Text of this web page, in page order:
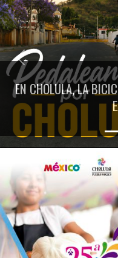
EN CHOLULA, LA
Previous